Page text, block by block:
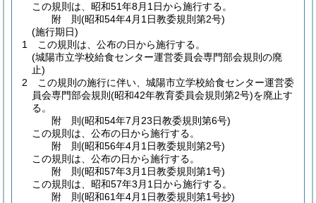
この規則は、昭和51年8月1日から施行する。
附 則(昭和54年4月1日教委規則第2号)
(施行期日)
1
この規則は、公布の日から施行する。
(城陽市立学校給食センター運営委員会専門部会規則の廃
止)
2
この規則の施行に伴い、城陽市立学校給食センター運営委
員会専門部会規則 (昭和42年教育委員会規則第2号)を廃止す
る。
附 則(昭和54年7月23日教委規則第6号)
この規則は、公布の日から施行する。
附 則(昭和56年4月1日教委規則第2号)
この規則は、公布の日から施行する。
附 則(昭和57年3月1日教委規則第1号)
この規則は、昭和57年3月1日から施行する。
附 則(昭和61年4月1日教委規則第1号抄)